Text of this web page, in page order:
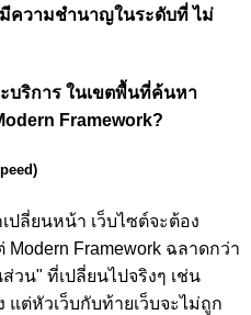
ความชำนาญในระดับที่ ไม่
บริการ ในเขตพื้นที่ค้นหา
Framework?
ปลี่ยนหน้า เว็บไซต์จะต้อง
Framework ฉลาดกว่า
วน" ที่เปลี่ยนไปจริงๆ เช่น
แต่หัวเว็บกับท้ายเว็บจะไม่ถูก